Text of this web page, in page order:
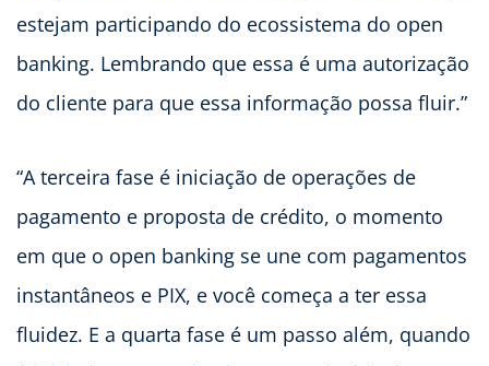
estejam participando do ecossistema do open
banking. Lembrando que essa é uma autorização
do cliente para que essa informação possa fluir.”
“A terceira fase é iniciação de operações de
pagamento e proposta de crédito, o momento
em que o open banking se une com pagamentos
instantâneos e PIX, e você começa a ter essa
fluidez. E a quarta fase é um passo além, quando